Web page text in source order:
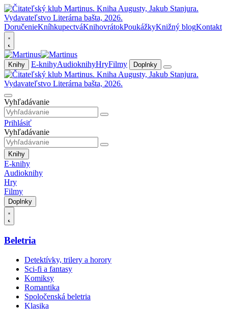
DoručenieKníhkupectváKnihovrátokPoukážkyKnižný blogKontakt
Knihy E-knihyAudioknihyHryFilmy Doplnky
Vyhľadávanie
Prihlásiť
Vyhľadávanie
Knihy
E-knihy
Audioknihy
Hry
Filmy
Doplnky
Beletria
Detektívky, trilery a horory
Sci-fi a fantasy
Komiksy
Romantika
Spoločenská beletria
Klasika